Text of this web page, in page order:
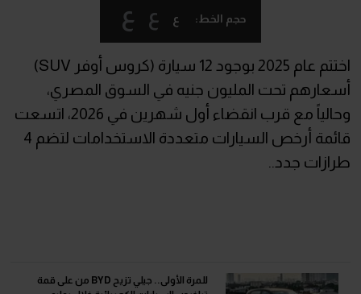
حجم الخط: ع ع ع
اختتم عام 2025 بوجود 12 سيارة (كروس أوفر SUV)
أسعارهم تحت المليون جنيه في السوق المصري،
وحالياً مع قرب انقضاء أول شهرين في 2026، اتسعت
قائمة أرخص السيارات متعددة الاستخدامات لتضم 4
طرازات جدد..
للمرة الأولى.. جيلي تزيح BYD من على قمة